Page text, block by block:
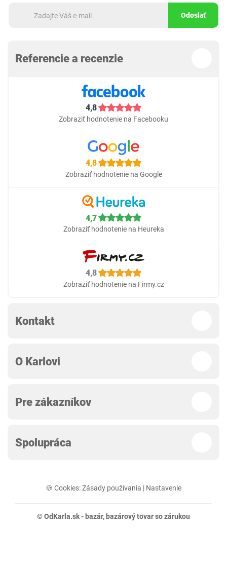
Odoslať
Referencie a recenzie
4,8
Zobraziť hodnotenie na Facebooku
4,8
Zobraziť hodnotenie na Google
4,7
Zobraziť hodnotenie na Heureka
4,8
Zobraziť hodnotenie na Firmy.cz
Kontakt
O Karlovi
Pre zákazníkov
Spolupráca
🍪 Cookies:Zásady používania | Nastavenie
© OdKarla.sk - bazár, bazárový tovar so zárukou